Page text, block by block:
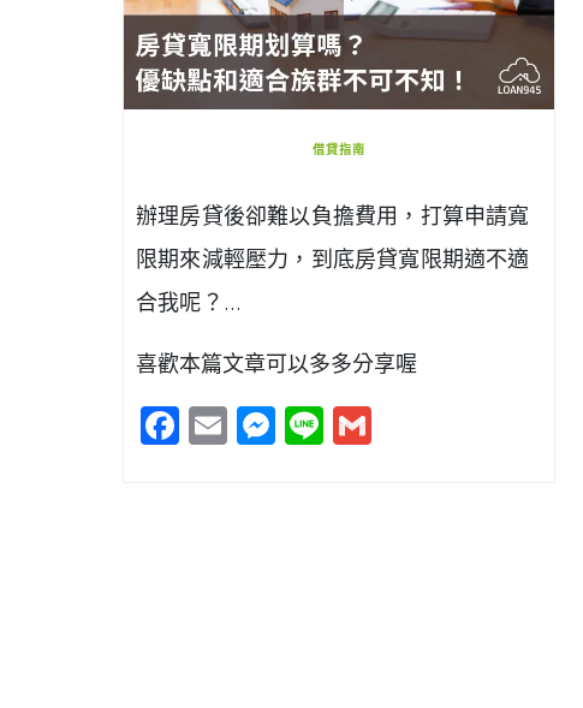
借貸指南
辦理房貸後卻難以負擔費用，打算申請寬
限期來減輕壓力，到底房貸寬限期適不適
合我呢？…
喜歡本篇文章可以多多分享喔
Facebook
EmailMessenger
Line